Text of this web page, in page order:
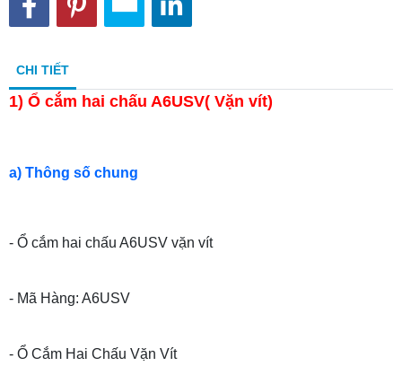
CHI TIẾT
1) Ổ cắm hai chấu A6USV( Vặn vít)
a) Thông số chung
- Ổ cắm hai chấu A6USV vặn vít
- Mã Hàng: A6USV
- Ổ Cắm Hai Chấu Vặn Vít